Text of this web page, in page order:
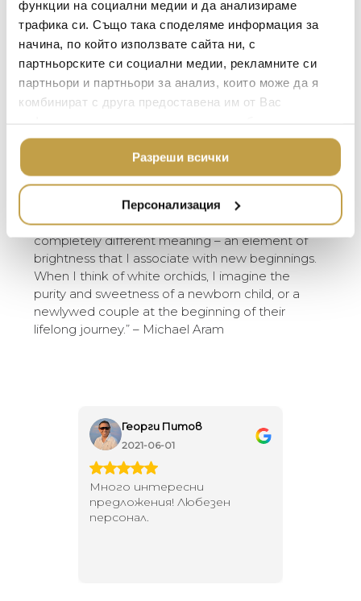
функции на социални медии и да анализираме
трафика си. Също така споделяме информация за
начина, по който използвате сайта ни, с
партньорските си социални медии, рекламните си
партньори и партньори за анализ, които може да я
комбинират с друга предоставена им от Вас
ползването от Ваша страна на услугите им.
Разреши всички
Персонализация
The Michael Aram White Orchid Collection
illuminates the ethereal spirit of the orchid
flower. Evocative of purity, delicacy, femininity
and grace, the white metal version offers a
strikingly different appeal than its black
counterpart. While the sculpture is just as
take on a simplicity that is completely unique.
There is a sense of lightness, freshness and even
and pure.
“Orchids naturally emit a sense of sensuality and
seductiveness, but in white nickel they take on a
completely different meaning – an element of
brightness that I associate with new beginnings.
When I think of white orchids, I imagine the
purity and sweetness of a newborn child, or a
newlywed couple at the beginning of their
lifelong journey.” – Michael Aram
Георги Питов
2021-06-01
Много интересни
предложения! Любезен
персонал.
ТЕКСТИЛ ЗА ДОМА
АРОМАТИ ЗА ДОМА
ИЗКУСТВО И КНИГИ
ВИСОК КЛАС
МЕБЕЛИ
ПОДАРЪЦИ
TOM DIXON
MICHAEL ARAM
ASSOULINE
SELETTI
DOLCE & GABBANA
ETHNICRAFT
ZUIVER
DUTCHBONE